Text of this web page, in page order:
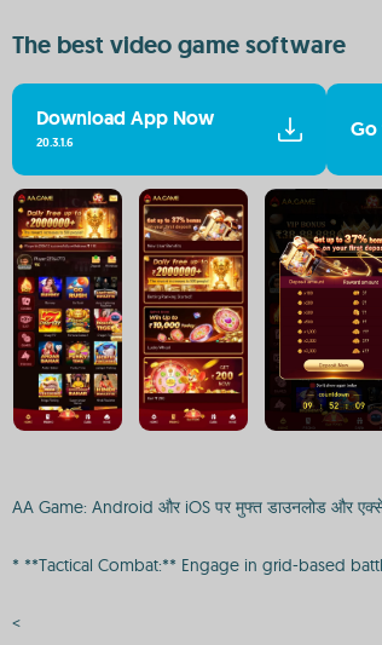
The best video game software
Download App Now
20.3.1.6
Go
AA Game: Android और iOS पर मुफ्त डाउनलोड और
* **Tactical Combat:** Engage in grid-based
<